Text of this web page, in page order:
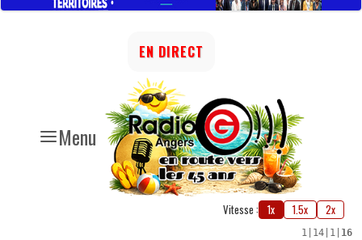
Menu
EN DIRECT
Vitesse : 1x 1.5x 2x
1 14 1 16